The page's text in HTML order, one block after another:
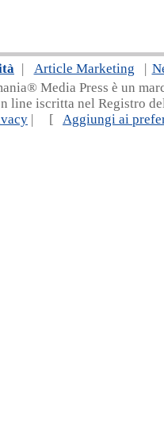
| Article Marketing |
Media Press è un
line iscritta nel Registro
| [ Aggiungi ai